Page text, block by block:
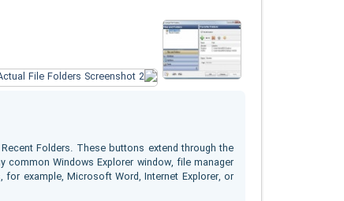
Folders. These buttons extend through the
Windows Explorer window, file manager
example, Microsoft Word, Internet Explorer, or